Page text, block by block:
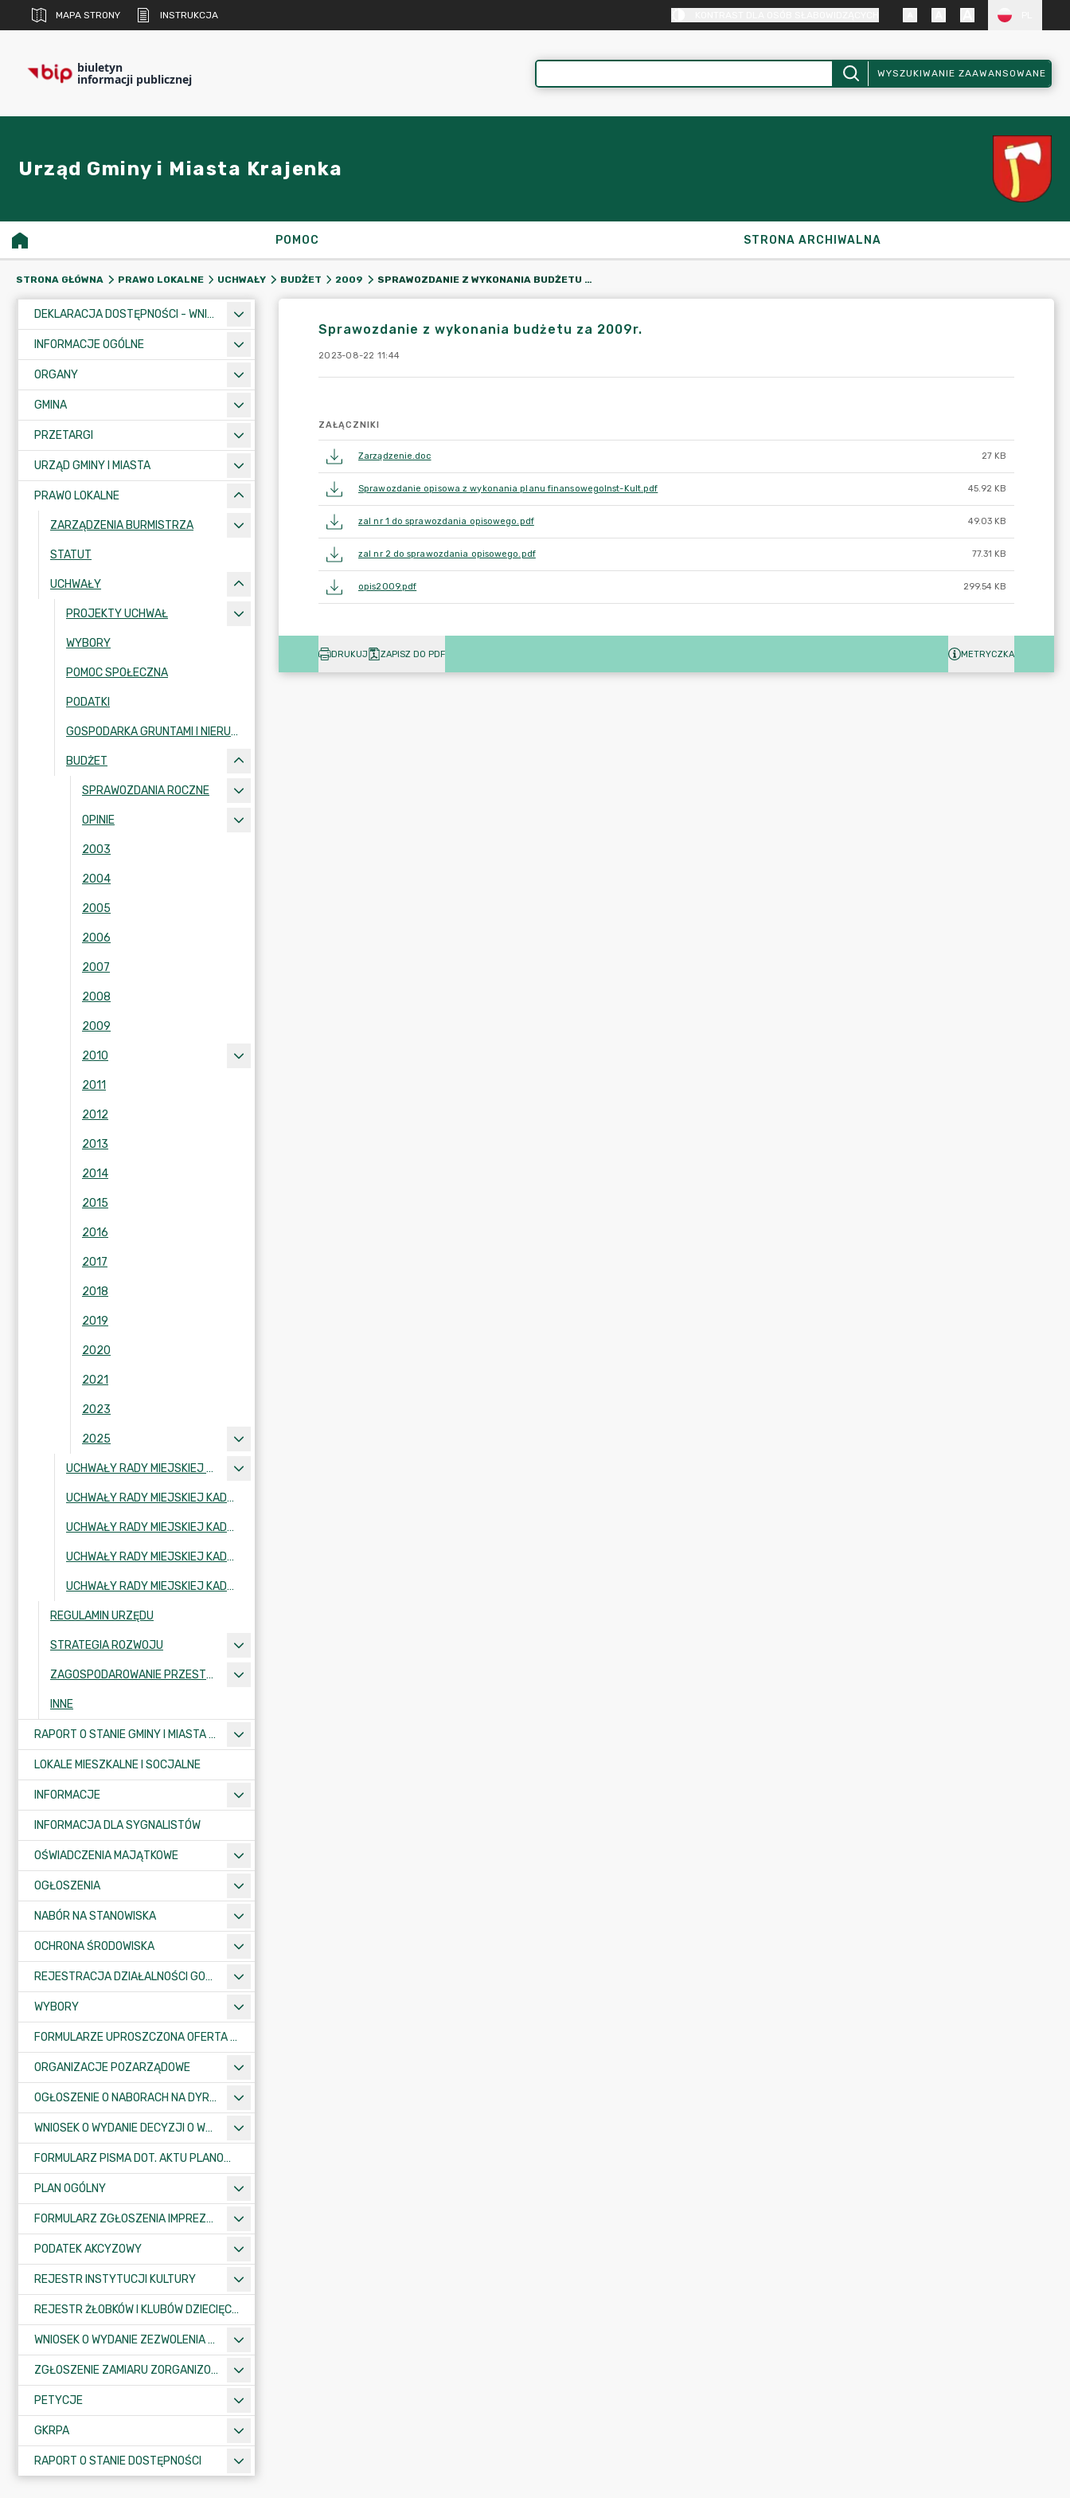
MAPA STRONY INSTRUKCJA
biuletyn
informacji publicznej WYSZUKIWANIE ZAAWANSOWANE
Urząd Gminy i Miasta Krajenka
POMOC STRONA ARCHIWALNA
STRONA GŁÓWNA PRAWO LOKALNE UCHWAŁY BUDŻET 2009 SPRAWOZDANIE Z WYKONANIA BUDŻETU ZA 2009R.
DEKLARACJA DOSTĘPNOŚCI - WNIOSEK
INFORMACJE OGÓLNE
ORGANY
GMINA
PRZETARGI
URZĄD GMINY I MIASTA
PRAWO LOKALNE
ZARZĄDZENIA BURMISTRZA
STATUT
UCHWAŁY
PROJEKTY UCHWAŁ
WYBORY
POMOC SPOŁECZNA
PODATKI
GOSPODARKA GRUNTAMI I NIERUCHOMOŚCIAMI
BUDŻET
SPRAWOZDANIA ROCZNE
OPINIE
2003
2004
2005
2006
2007
2008
2009
2010
2011
2012
2013
2014
2015
2016
2017
2018
2019
2020
2021
2023
2025
UCHWAŁY RADY MIEJSKIEJ KADENCJA 2002-2006
UCHWAŁY RADY MIEJSKIEJ KADENCJA 2006-2010
UCHWAŁY RADY MIEJSKIEJ KADENCJA 2010-2014
UCHWAŁY RADY MIEJSKIEJ KADENCJA 2018-2024
UCHWAŁY RADY MIEJSKIEJ KADENCJA 2024-2029
REGULAMIN URZĘDU
STRATEGIA ROZWOJU
ZAGOSPODAROWANIE PRZESTRZENNE
INNE
RAPORT O STANIE GMINY I MIASTA KRAJENKA
LOKALE MIESZKALNE I SOCJALNE
INFORMACJE
INFORMACJA DLA SYGNALISTÓW
OŚWIADCZENIA MAJĄTKOWE
OGŁOSZENIA
NABÓR NA STANOWISKA
OCHRONA ŚRODOWISKA
REJESTRACJA DZIAŁALNOŚCI GOSPODARCZEJ
WYBORY
FORMULARZE UPROSZCZONA OFERTA WYKONANIA ZADANIA PUBLICZNEGO
ORGANIZACJE POZARZĄDOWE
OGŁOSZENIE O NABORACH NA DYREKTORÓW PLACÓWEK OŚWIATOWYCH
WNIOSEK O WYDANIE DECYZJI O WARUNKACH ZABUDOWY/O USTALENIE INWESTYCJI CELU PUBLICZNEGO
FORMULARZ PISMA DOT. AKTU PLANOWANIA PRZESTRZENNEGO
PLAN OGÓLNY
FORMULARZ ZGŁOSZENIA IMPREZY SPORTOWO-REKREACYJNEJ, ARTYSTYCZNEJ LUB ROZRYWKOWEJ
PODATEK AKCYZOWY
REJESTR INSTYTUCJI KULTURY
REJESTR ŻŁOBKÓW I KLUBÓW DZIECIĘCYCH
WNIOSEK O WYDANIE ZEZWOLENIA NA ZAJĘCIE PASA DROGOWEGO
ZGŁOSZENIE ZAMIARU ZORGANIZOWANIA ZGROMADZENIA
PETYCJE
GKRPA
RAPORT O STANIE DOSTĘPNOŚCI
Sprawozdanie z wykonania budżetu za 2009r.
2023-08-22 11:44
ZAŁĄCZNIKI
Zarządzenie.doc 27 KB
Sprawozdanie opisowa z wykonania planu finansowegoInst-Kult.pdf 45.92 KB
zal nr 1 do sprawozdania opisowego.pdf 49.03 KB
zal nr 2 do sprawozdania opisowego.pdf 77.31 KB
opis2009.pdf 299.54 KB
DRUKUJ ZAPISZ DO PDF METRYCZKA